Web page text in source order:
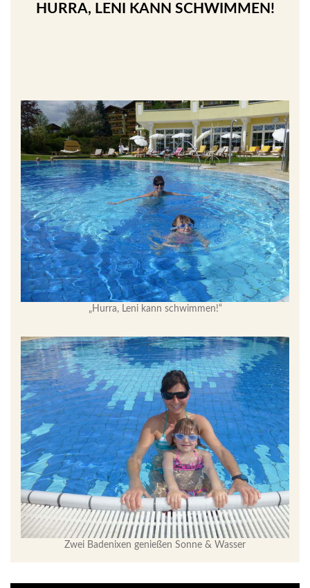
HURRA, LENI KANN SCHWIMMEN!
„Hurra, Leni kann schwimmen!“
Zwei Badenixen genießen Sonne & Wasser